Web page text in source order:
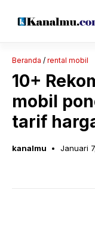
Beranda / rental mobil
10+
mobil
tarif
kanalmu Januari